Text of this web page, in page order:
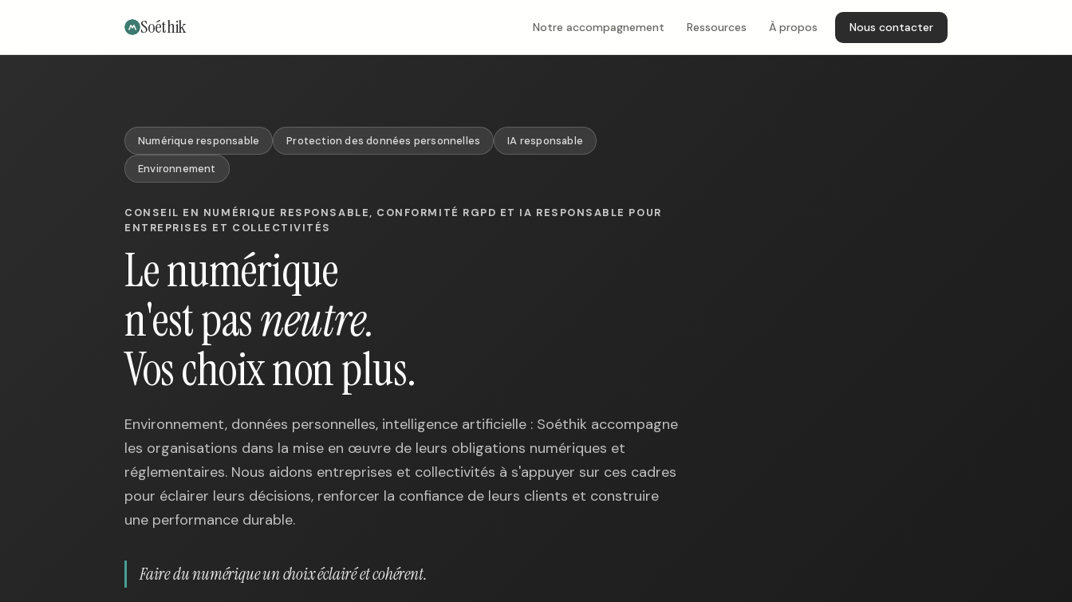
Soéthik Notre accompagnement Ressources À propos Nous contacter
Numérique responsable Protection des données personnelles IA responsable
Environnement
CONSEIL EN NUMÉRIQUE RESPONSABLE, CONFORMITÉ RGPD ET IA RESPONSABLE POUR
ENTREPRISES ET COLLECTIVITÉS
Le numérique
n'est pasneutre.
Vos choix non plus.
Environnement, données personnelles, intelligence artificielle : Soéthik accompagne
les organisations dans la mise en œuvre de leurs obligations numériques et
réglementaires. Nous aidons entreprises et collectivités à s'appuyer sur ces cadres
pour éclairer leurs décisions, renforcer la confiance de leurs clients et construire
une performance durable.
Faire du numérique un choix éclairé et cohérent.